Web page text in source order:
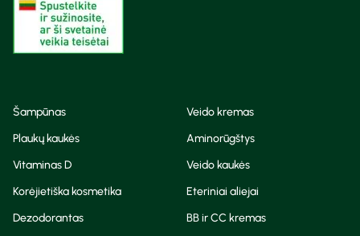
Šampūnas
Veido kremas
Plaukų kaukės
Aminorūgštys
Vitaminas D
Veido kaukės
Korėjietiška kosmetika
Eteriniai aliejai
Dezodorantas
BB ir CC kremas